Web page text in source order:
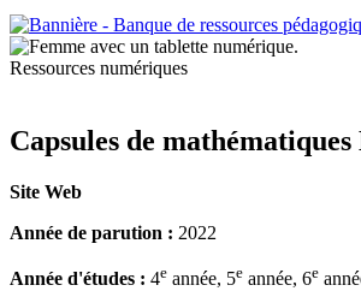
Ressources numériques
Capsules de
Site Web
Année de parution : 2022
Année d'études : 4e année, 5e année, 6e